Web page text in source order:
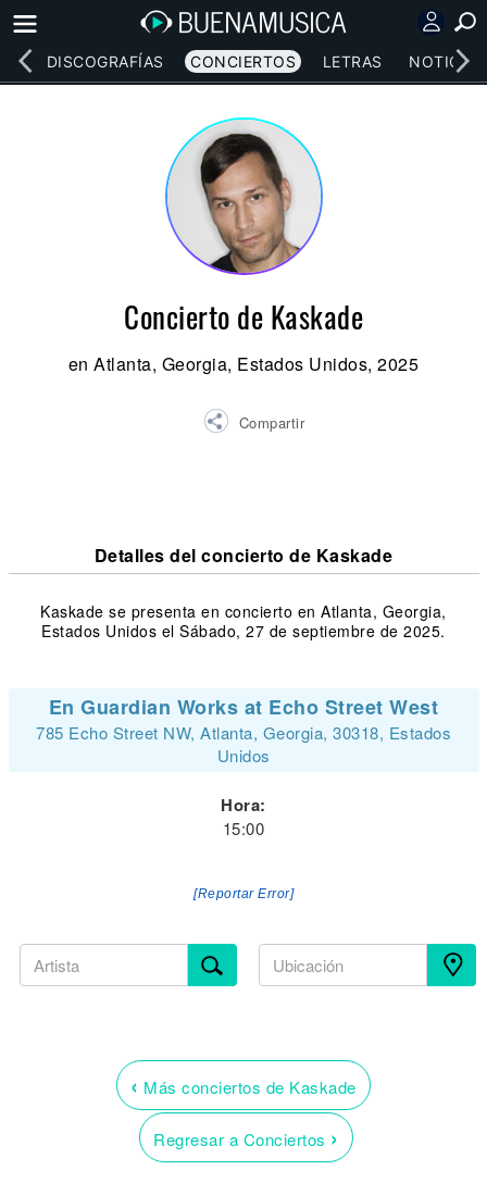
DISCOGRAFÍAS CONCIERTOS LETRAS NOTICIAS
Concierto de Kaskade
en Atlanta, Georgia, Estados Unidos, 2025
Compartir
Detalles del concierto de Kaskade
Kaskade se presenta en concierto en Atlanta, Georgia,
Estados Unidos el Sábado, 27 de septiembre de 2025.
En Guardian Works at Echo Street West
785 Echo Street NW, Atlanta, Georgia, 30318, Estados
Unidos
Hora:
15:00
[Reportar Error]
‹ Más conciertos de Kaskade
Regresar a Conciertos ›